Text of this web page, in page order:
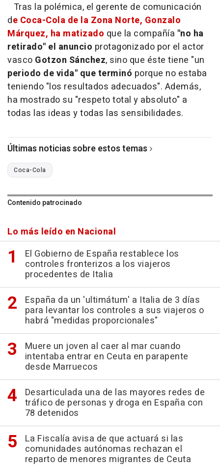
Tras la polémica, el gerente de comunicación
de Coca-Cola de la Zona Norte, Gonzalo
Márquez, ha matizado que la compañía "no ha
retirado" el anuncio protagonizado por el actor
vasco Gotzon Sánchez, sino que éste tiene "un
periodo de vida" que terminó porque no estaba
teniendo "los resultados adecuados". Además,
ha mostrado su "respeto total y absoluto" a
todas las ideas y todas las sensibilidades.
Últimas noticias sobre estos temas
Coca-Cola
Contenido patrocinado
Lo más leído en Nacional
El Gobierno de España restablece los
controles fronterizos a los viajeros
procedentes de Italia
España da un 'ultimátum' a Italia de 3 días
para levantar los controles a sus viajeros o
habrá "medidas proporcionales"
Muere un joven al caer al mar cuando
intentaba entrar en Ceuta en parapente
desde Marruecos
Desarticulada una de las mayores redes de
tráfico de personas y droga en España con
78 detenidos
La Fiscalía avisa de que actuará si las
comunidades autónomas rechazan el
reparto de menores migrantes de Ceuta